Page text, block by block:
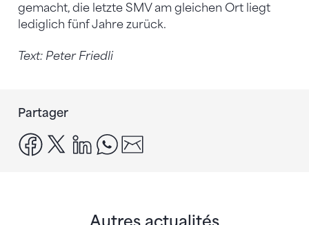
gemacht, die letzte SMV am gleichen Ort liegt
lediglich fünf Jahre zurück.
Text: Peter Friedli
Partager
facebook
x linkedinwhatsapp